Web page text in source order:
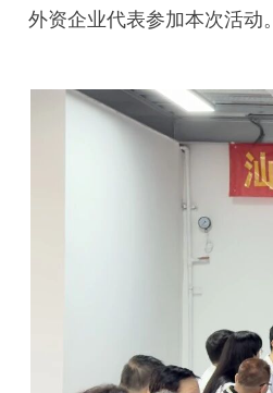
外资企业代表参加本次活动。